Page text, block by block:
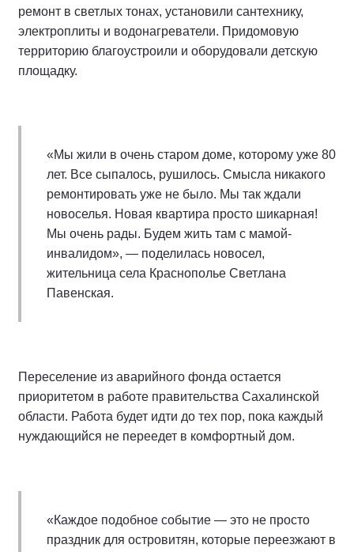
ремонт в светлых тонах, установили сантехнику,
электроплиты и водонагреватели. Придомовую
территорию благоустроили и оборудовали детскую
площадку.
«Мы жили в очень старом доме, которому уже 80
лет. Все сыпалось, рушилось. Смысла никакого
ремонтировать уже не было. Мы так ждали
новоселья. Новая квартира просто шикарная!
Мы очень рады. Будем жить там с мамой-
инвалидом», — поделилась новосел,
жительница села Краснополье Светлана
Павенская.
Переселение из аварийного фонда остается
приоритетом в работе правительства Сахалинской
области. Работа будет идти до тех пор, пока каждый
нуждающийся не переедет в комфортный дом.
«Каждое подобное событие — это не просто
праздник для островитян, которые переезжают в